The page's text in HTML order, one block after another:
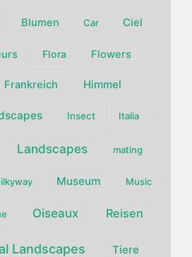
Blumen Car Ciel
Flora Flowers
Frankreich Himmel
Insect Italia
Landscapes mating
Museum Music
Oiseaux Reisen
Landscapes Tiere